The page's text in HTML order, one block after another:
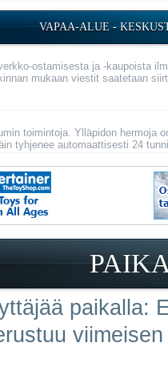
VAPAA-ALUE -
ostamisesta ja -kaupoista
mukaan viestit saatetaan
toimintoja. Ylläpidon hermoja
tyhjenee automaattisesti 24
paikalla: